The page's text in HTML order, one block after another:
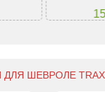
ШЕВРОЛЕ TRAX